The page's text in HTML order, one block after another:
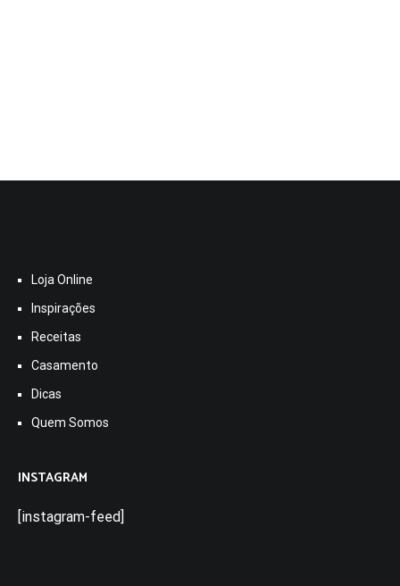
Loja Online
Inspirações
Receitas
Casamento
Dicas
Quem Somos
INSTAGRAM
[instagram-feed]